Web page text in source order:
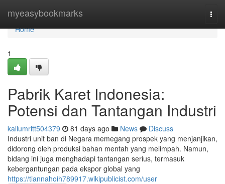
myeasybookmarks
Home
Home
1
Pabrik Karet Indonesia:
Potensi dan Tantangan Industri
kallumrltt504379 81 days ago News
Discuss
Industri unit ban di Negara memegang prospek yang menjanjikan,
didorong oleh produksi bahan mentah yang melimpah. Namun,
bidang ini juga menghadapi tantangan serius, termasuk
kebergantungan pada ekspor global yang
https://tiannahoih789917.wikipublicist.com/user